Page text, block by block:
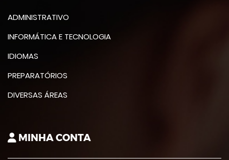
ADMINISTRATIVO
INFORMÁTICA E TECNOLOGIA
IDIOMAS
PREPARATÓRIOS
DIVERSAS ÁREAS
MINHA CONTA